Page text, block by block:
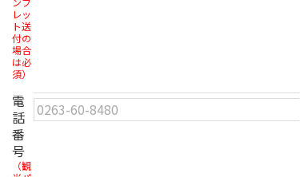
レッ
ト送
付の
場合
は必
須）
電
話
番
号
（観